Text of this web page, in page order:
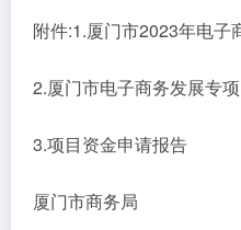
附件:1.厦门市2023年电子
2.厦门市电子商务发展专
3.项目资金申请报告
厦门市商务局